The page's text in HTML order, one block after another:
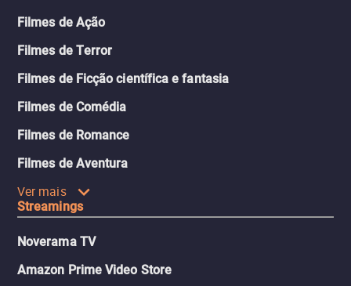
Filmes de Ação
Filmes de Terror
Filmes de Ficção científica e fantasia
Filmes de Comédia
Filmes de Romance
Filmes de Aventura
Ver mais
Streamings
Noverama TV
Amazon Prime Video Store